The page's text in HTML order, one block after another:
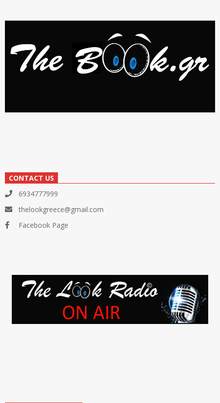
CONTACT US
6934777999
thelookgreece@gmail.com
Facebook Page